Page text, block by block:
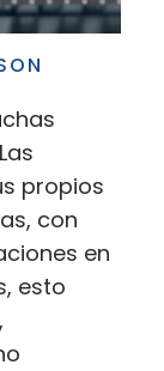
propios
con
en
esto